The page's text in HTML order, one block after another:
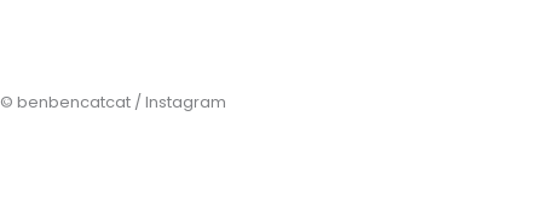
© benbencatcat / Instagram